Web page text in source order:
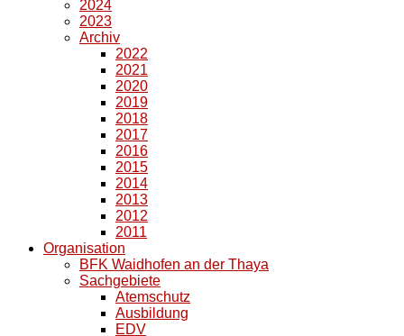
2024
2023
Archiv
2022
2021
2020
2019
2018
2017
2016
2015
2014
2013
2012
2011
Organisation
BFK Waidhofen an der Thaya
Sachgebiete
Atemschutz
Ausbildung
EDV